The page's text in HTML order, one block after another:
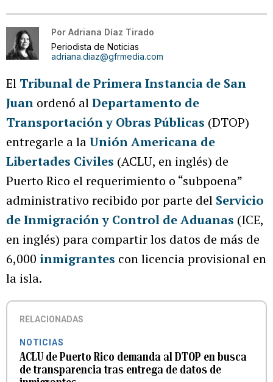
Por Adriana Díaz Tirado
Periodista de Noticias
adriana.diaz@gfrmedia.com
El Tribunal de Primera Instancia de San
Juan ordenó alDepartamento de
Transportación y Obras Públicas (DTOP)
entregarle a laUnión Americana de
Libertades Civiles (ACLU, en inglés) de
Puerto Rico el requerimiento o “subpoena”
administrativo recibido por parte del Servicio
de Inmigración y Control de Aduanas (ICE,
en inglés) para compartir los datos de más de
6,000 inmigrantes con licencia provisional en
la isla.
RELACIONADAS
NOTICIAS
ACLU de Puerto Rico demanda al DTOP en busca
de transparencia tras entrega de datos de